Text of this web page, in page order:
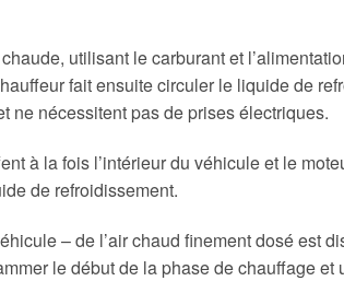
utilisant le carburant et
fait ensuite circuler le liquide de
ne nécessitent pas de prises électriques.
à la fois l’intérieur du véhicule et le
de refroidissement.
– de l’air chaud finement dosé est
le début de la phase de chauffage